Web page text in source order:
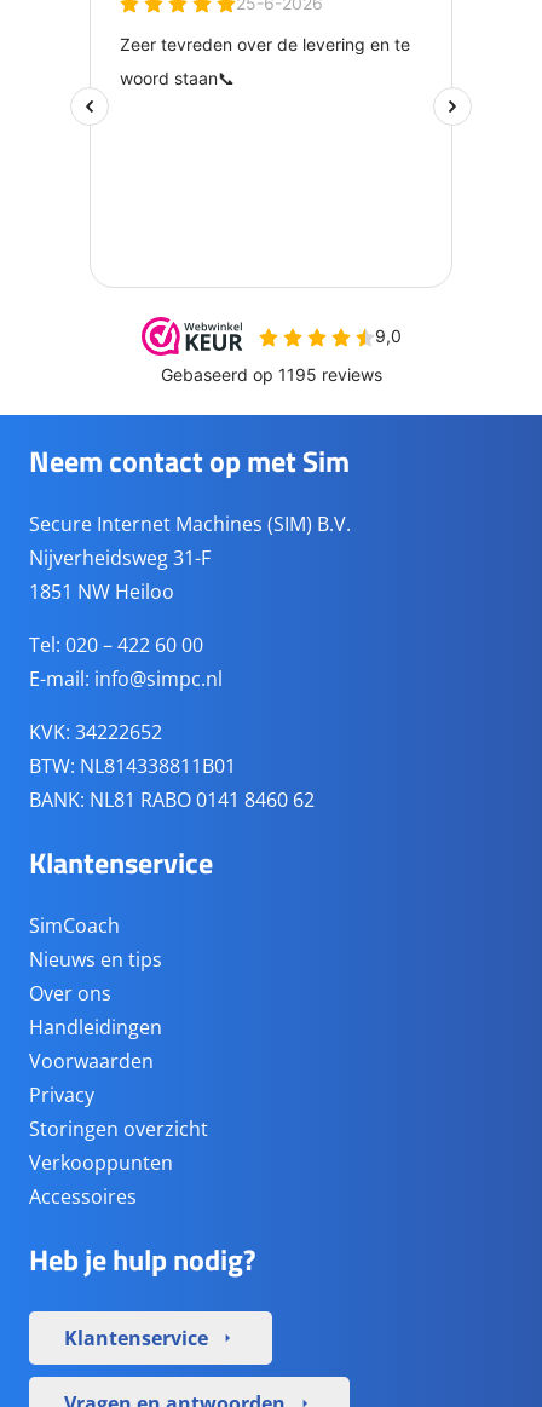
Neem contact op met Sim
Secure Internet Machines (SIM) B.V.
Nijverheidsweg 31-F
1851 NW Heiloo
Tel: 020 – 422 60 00
E-mail: info@simpc.nl
KVK: 34222652
BTW: NL814338811B01
BANK: NL81 RABO 0141 8460 62
Klantenservice
SimCoach
Nieuws en tips
Over ons
Handleidingen
Voorwaarden
Privacy
Storingen overzicht
Verkooppunten
Accessoires
Heb je hulp nodig?
Klantenservice arrow_right
arrow_right